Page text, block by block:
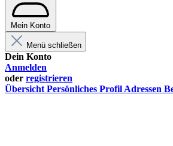
Mein Konto
Menü schließen
Dein Konto
Anmelden
oder registrieren
Übersicht Persönliches Profil Adressen